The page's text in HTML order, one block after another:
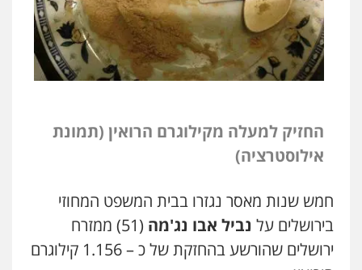
החזיק למעלה מקילוגרם הרואין (תמונת
אילוסטרציה)
חמש שנות מאסר נגזרו בבית המשפט המחוזי
בירושלים על נביל אבו נג'מה
(51) ממזרח
ירושלים שהורשע בהחזקת של כ – 1.156 קילוגרם